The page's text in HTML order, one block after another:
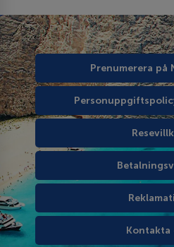
Prenumerera på
Kontakta